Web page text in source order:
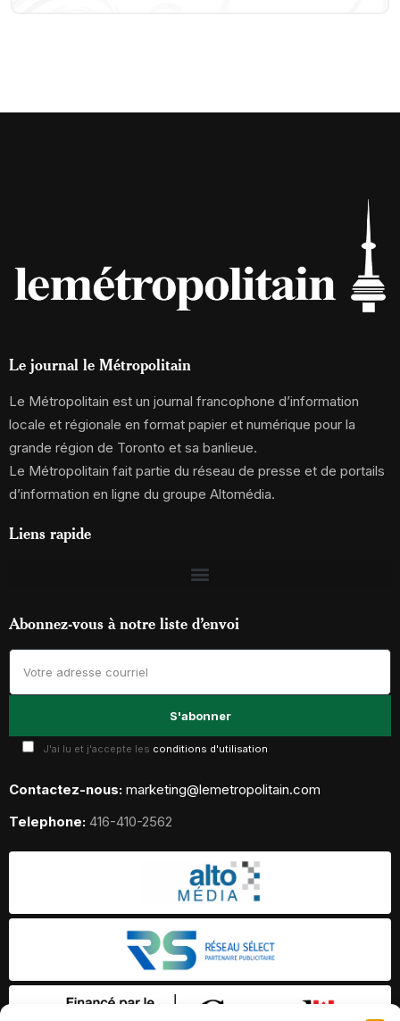
Le journal le Métropolitain
Le Métropolitain est un journal francophone d’information
locale et régionale en format papier et numérique pour la
grande région de Toronto et sa banlieue.
Le Métropolitain fait partie du réseau de presse et de portails
d’information en ligne du groupe Altomédia.
Liens rapide
Abonnez-vous à notre liste d’envoi
J'ai lu et j'accepte les conditions d'utilisation
Contactez-nous: marketing@lemetropolitain.com
Telephone: 416-410-2562